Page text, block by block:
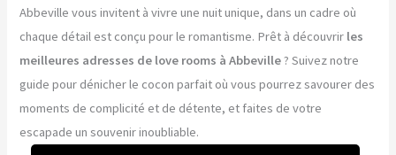
Abbeville vous invitent à vivre une nuit unique, dans un cadre où
chaque détail est conçu pour le romantisme. Prêt à découvrir les
meilleures adresses de love rooms à Abbeville? Suivez notre
guide pour dénicher le cocon parfait où vous pourrez savourer des
moments de complicité et de détente, et faites de votre
escapade un souvenir inoubliable.